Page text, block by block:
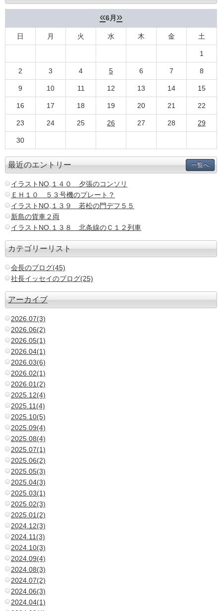
«6月 »
日 月 火 水 木 金 土
1
2 3 4 5 6 7 8
9 10 11 12 13 14 15
16 17 18 19 20 21 22
23 24 25 26 27 28 29
30
最近のエントリー 一覧へ
イラストNO,１４０ 夕張のコンソリ
ＥＨ１０ ５３号機のプレート？
イラストNO,１３９ 若松の門デフ５５
新島の貨車２両
イラストNO.１３８ 北条線のＣ１２列車
カテゴリーリスト
会長のブログ(45)
社長イッセイのブログ(25)
アーカイブ
2026.07(3)
2026.06(2)
2026.05(1)
2026.04(1)
2026.03(6)
2026.02(1)
2026.01(2)
2025.12(4)
2025.11(4)
2025.10(5)
2025.09(4)
2025.08(4)
2025.07(1)
2025.06(2)
2025.05(3)
2025.04(3)
2025.03(1)
2025.02(3)
2025.01(2)
2024.12(3)
2024.11(3)
2024.10(3)
2024.09(4)
2024.08(3)
2024.07(2)
2024.06(3)
2024.04(1)